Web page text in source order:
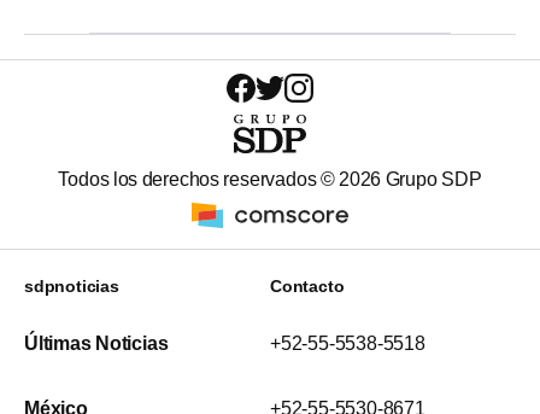
Todos los derechos reservados © 2026 Grupo SDP
sdpnoticias
Últimas Noticias
México
Contacto
+52-55-5538-5518
+52-55-5530-8671